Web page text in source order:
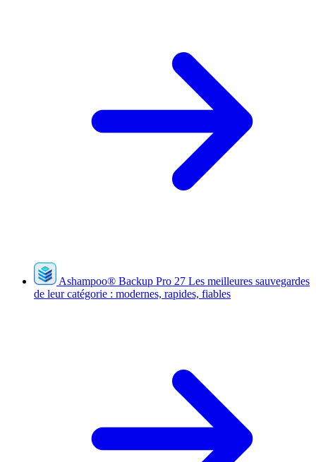
Ashampoo® Backup Pro 27 Les meilleures sauvegardes
de leur catégorie : modernes, rapides, fiables